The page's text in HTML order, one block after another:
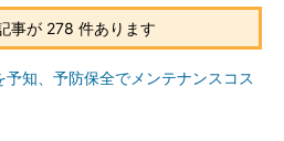
事が 278 件あります
予知、予防保全でメンテナンスコス